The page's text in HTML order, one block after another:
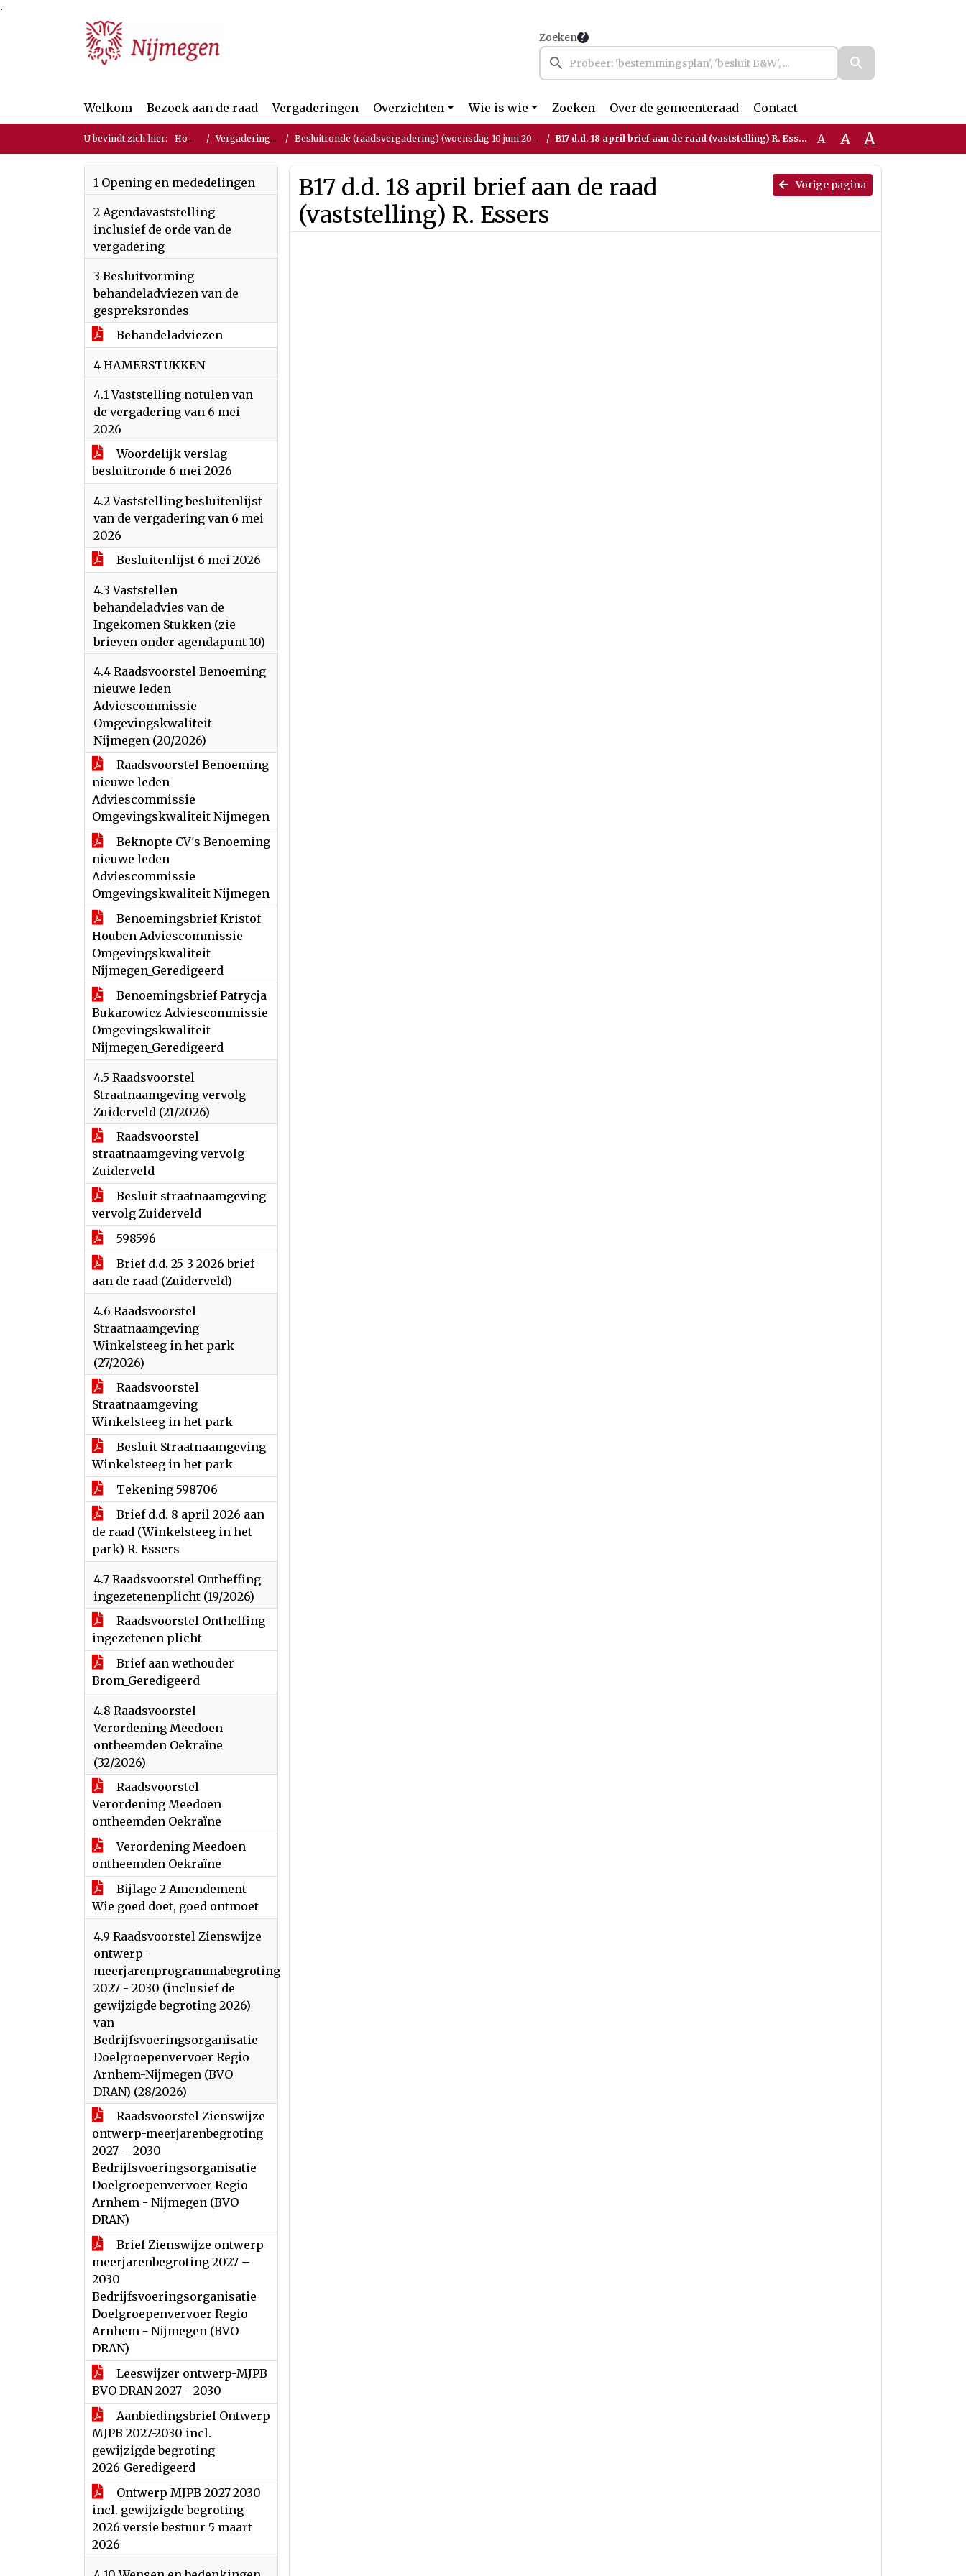
Ga naar de inhoud van deze pagina
Ga naar het zoeken
Ga naar het menu
Zoeken
Welkom Bezoek aan de raad Vergaderingen Overzichten Wie is wie Zoeken Over de gemeenteraad Contact
U bevindt zich hier: Home Vergaderingen Besluitronde (raadsvergadering) (woensdag 10 juni 2026) B17 d.d. 18 april brief aan de raad (vaststelling) R. Essers A A A
1 Opening en mededelingen
2 Agendavaststelling
inclusief de orde van de
vergadering
3 Besluitvorming
behandeladviezen van de
gespreksrondes
Behandeladviezen
4 HAMERSTUKKEN
4.1 Vaststelling notulen van
de vergadering van 6 mei
2026
Woordelijk verslag
besluitronde 6 mei 2026
4.2 Vaststelling besluitenlijst
van de vergadering van 6 mei
2026
Besluitenlijst 6 mei 2026
4.3 Vaststellen
behandeladvies van de
Ingekomen Stukken (zie
brieven onder agendapunt 10)
4.4 Raadsvoorstel Benoeming
nieuwe leden
Adviescommissie
Omgevingskwaliteit
Nijmegen (20/2026)
Raadsvoorstel Benoeming
nieuwe leden
Adviescommissie
Omgevingskwaliteit Nijmegen
Beknopte CV's Benoeming
nieuwe leden
Adviescommissie
Omgevingskwaliteit Nijmegen
Benoemingsbrief Kristof
Houben Adviescommissie
Omgevingskwaliteit
Nijmegen_Geredigeerd
Benoemingsbrief Patrycja
Bukarowicz Adviescommissie
Omgevingskwaliteit
Nijmegen_Geredigeerd
4.5 Raadsvoorstel
Straatnaamgeving vervolg
Zuiderveld (21/2026)
Raadsvoorstel
straatnaamgeving vervolg
Zuiderveld
Besluit straatnaamgeving
vervolg Zuiderveld
598596
Brief d.d. 25-3-2026 brief
aan de raad (Zuiderveld)
4.6 Raadsvoorstel
Straatnaamgeving
Winkelsteeg in het park
(27/2026)
Raadsvoorstel
Straatnaamgeving
Winkelsteeg in het park
Besluit Straatnaamgeving
Winkelsteeg in het park
Tekening 598706
Brief d.d. 8 april 2026 aan
de raad (Winkelsteeg in het
park) R. Essers
4.7 Raadsvoorstel Ontheffing
ingezetenenplicht (19/2026)
Raadsvoorstel Ontheffing
ingezetenen plicht
Brief aan wethouder
Brom_Geredigeerd
4.8 Raadsvoorstel
Verordening Meedoen
ontheemden Oekraïne
(32/2026)
Raadsvoorstel
Verordening Meedoen
ontheemden Oekraïne
Verordening Meedoen
ontheemden Oekraïne
Bijlage 2 Amendement
Wie goed doet, goed ontmoet
4.9 Raadsvoorstel Zienswijze
ontwerp-
meerjarenprogrammabegroting
2027 - 2030 (inclusief de
gewijzigde begroting 2026)
van
Bedrijfsvoeringsorganisatie
Doelgroepenvervoer Regio
Arnhem-Nijmegen (BVO
DRAN) (28/2026)
Raadsvoorstel Zienswijze
ontwerp-meerjarenbegroting
2027 – 2030
Bedrijfsvoeringsorganisatie
Doelgroepenvervoer Regio
Arnhem - Nijmegen (BVO
DRAN)
Brief Zienswijze ontwerp-
meerjarenbegroting 2027 –
2030
Bedrijfsvoeringsorganisatie
Doelgroepenvervoer Regio
Arnhem - Nijmegen (BVO
DRAN)
Leeswijzer ontwerp-MJPB
BVO DRAN 2027 - 2030
Aanbiedingsbrief Ontwerp
MJPB 2027-2030 incl.
gewijzigde begroting
2026_Geredigeerd
Ontwerp MJPB 2027-2030
incl. gewijzigde begroting
2026 versie bestuur 5 maart
2026
Vorige pagina
B17 d.d. 18 april brief aan de raad
(vaststelling) R. Essers